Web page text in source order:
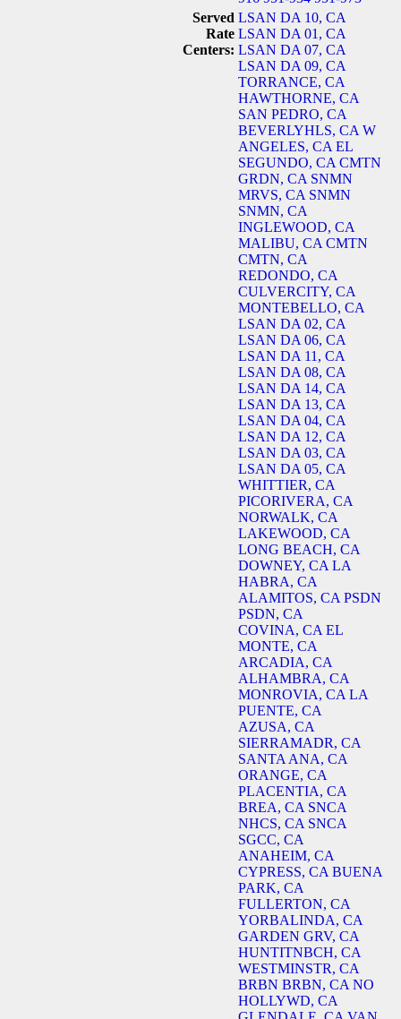
Served
Rate
Centers:
LSAN DA 10, CA
LSAN DA 01, CA
LSAN DA 07, CA
LSAN DA 09, CA
TORRANCE, CA
HAWTHORNE, CA
SAN PEDRO, CA
BEVERLYHLS, CA W
ANGELES, CA EL
SEGUNDO, CA CMTN
GRDN, CA SNMN
MRVS, CA SNMN
SNMN, CA
INGLEWOOD, CA
MALIBU, CA CMTN
CMTN, CA
REDONDO, CA
CULVERCITY, CA
MONTEBELLO, CA
LSAN DA 02, CA
LSAN DA 06, CA
LSAN DA 11, CA
LSAN DA 08, CA
LSAN DA 14, CA
LSAN DA 13, CA
LSAN DA 04, CA
LSAN DA 12, CA
LSAN DA 03, CA
LSAN DA 05, CA
WHITTIER, CA
PICORIVERA, CA
NORWALK, CA
LAKEWOOD, CA
LONG BEACH, CA
DOWNEY, CA LA
HABRA, CA
ALAMITOS, CA PSDN
PSDN, CA
COVINA, CA EL
MONTE, CA
ARCADIA, CA
ALHAMBRA, CA
MONROVIA, CA LA
PUENTE, CA
AZUSA, CA
SIERRAMADR, CA
SANTA ANA, CA
ORANGE, CA
PLACENTIA, CA
BREA, CA SNCA
NHCS, CA SNCA
SGCC, CA
ANAHEIM, CA
CYPRESS, CA BUENA
PARK, CA
FULLERTON, CA
YORBALINDA, CA
GARDEN GRV, CA
HUNTITNBCH, CA
WESTMINSTR, CA
BRBN BRBN, CA NO
HOLLYWD, CA